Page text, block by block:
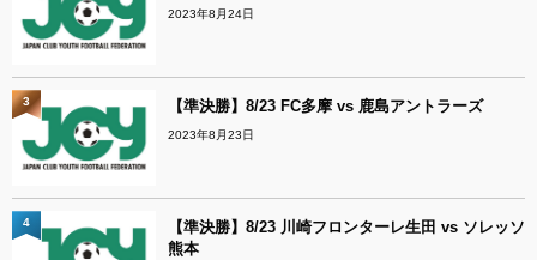
2023年8月24日
【準決勝】8/23 FC多摩 vs 鹿島アントラーズ
2023年8月23日
3
【準決勝】8/23 川崎フロンターレ生田 vs ソレッソ
熊本
4